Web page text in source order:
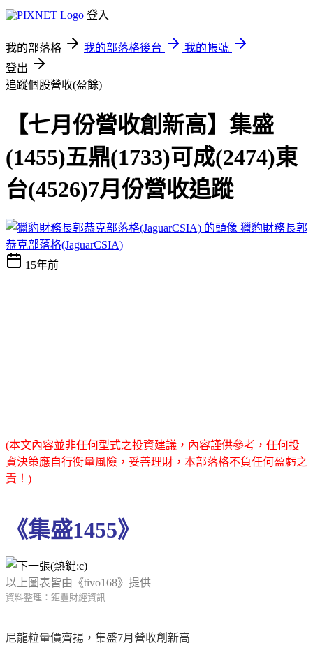
登入
我的部落格 我的部落格後台
我的帳號
登出
追蹤個股營收(盈餘)
【七月份營收創新高】集盛
(1455)五鼎(1733)可成(2474)東
台(4526)7月份營收追蹤
獵豹財務長郭
恭克部落格(JaguarCSIA)
15年前
(本文內容並非任何型式之投資建議，內容謹供參考，任何投
資決策應自行衡量風險，妥善理財，本部落格不負任何盈虧之
責！)
《集盛1455》
以上圖表皆由《tivo168》提供
資料整理：鉅豐財經資訊
尼龍粒量價齊揚，集盛7月營收創新高